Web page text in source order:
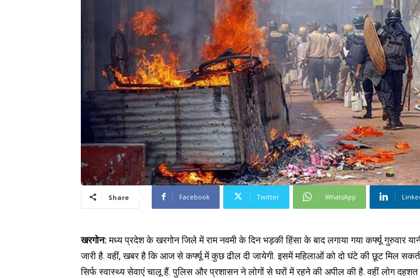
Share Facebook Twitter WhatsApp
खरगोन:मध्य प्रदेश के खरगोन जिले में राम नवमी के दिन भड़की हिंसा के बाद लगाया गया कर्फ्यू गुरुवार
जारी है. वहीं, खबर है कि आज से कर्फ्यू में कुछ ढील दी जायेगी. इसमें महिलाओं को दो घंटे की छूट मिल
सिर्फ स्वास्थ्य सेवाएं चालू हैं. पुलिस और प्रशासन ने लोगों से घरों में रहने की अपील की है. वहीं लोग